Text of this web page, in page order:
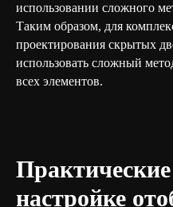
использовании сложного
Таким образом, для
проектирования скрытых
использовать сложный
всех элементов.
настройке